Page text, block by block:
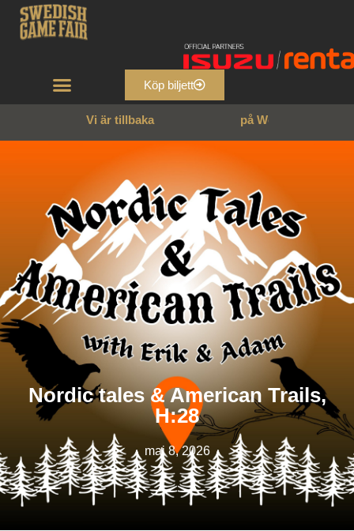
Köp biljett
Vi är tillbaka på We
Nordic tales & American Trails,
H:28
maj 8, 2026